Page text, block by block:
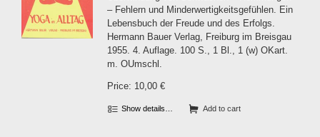
– Fehlern und Minderwertigkeitsgefühlen. Ein
Lebensbuch der Freude und des Erfolgs.
Hermann Bauer Verlag, Freiburg im Breisgau
1955. 4. Auflage. 100 S., 1 Bl., 1 (w) OKart.
m. OUmschl.
Price: 10,00 €
Show details… Add to cart